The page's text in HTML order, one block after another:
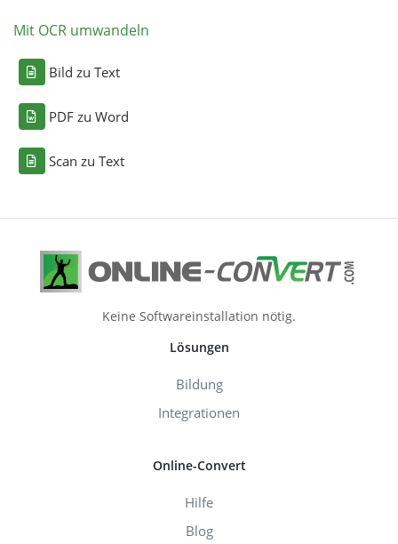
Mit OCR umwandeln
Bild zu Text
PDF zu Word
Scan zu Text
Keine Softwareinstallation nötig.
Lösungen
Bildung
Integrationen
Online-Convert
Hilfe
Blog